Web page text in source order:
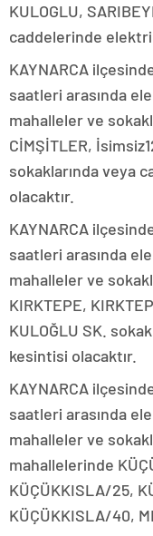
KULOGLU,
caddelerinde
KAYNARCA
saatleri arasında
mahalleler ve
CİMŞİTLER,
sokaklarında veya
olacaktır.
KAYNARCA
saatleri arasında
mahalleler ve
KIRKTEPE,
KULOĞLU SK.
kesintisi olacaktır.
KAYNARCA
saatleri arasında
mahalleler ve
mahallelerinde
KÜÇÜKKISLA/25,
KÜÇÜKKISLA/40,